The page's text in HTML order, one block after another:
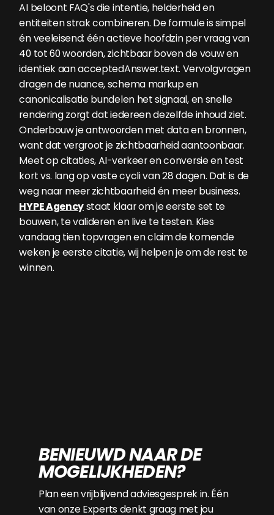
AI beloont FAQ's die intentie, helderheid en
entiteiten strak combineren. De formule is simpel
én veeleisend: één actieve hoofdzin per vraag van
40 tot 60 woorden, zichtbaar boven de vouw en
identiek aan acceptedAnswer.text. Vervolgvragen
dragen de nuance, schema markup en
canonicalisatie bundelen het signaal, en snelle
rendering zorgt dat iedereen dezelfde inhoud ziet.
Onderbouw je antwoorden met data en bronnen,
want dat vergroot je zichtbaarheid aantoonbaar.
Meet op citaties, AI-verkeer en conversie en test
kort vs. lang op vaste cycli van 28 dagen. Dat is de
weg naar meer zichtbaarheid én meer business.
HYPE Agencystaat klaar om je eerste set te
bouwen, te valideren en live te testen. Kies
vandaag tien topvragen en claim de komende
weken je eerste citatie, wij helpen je om de rest te
winnen.
BENIEUWD NAAR DE
MOGELIJKHEDEN?
Plan een vrijblijvend adviesgesprek in. Één
van onze Experts denkt graag met jou